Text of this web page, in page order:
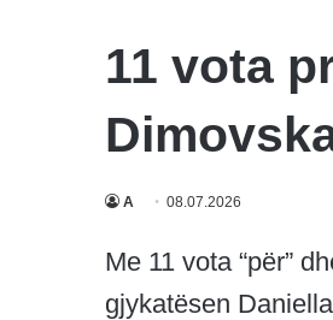
11 vota
A 08.07.2026
Me 11 vota “për”
gjykatësen